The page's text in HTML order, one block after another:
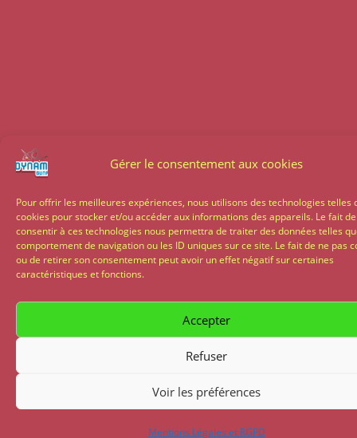
Gérer le consentement aux cookies
Pour offrir les meilleures expériences, nous utilisons des technologies telles
cookies pour stocker et/ou accéder aux informations des appareils. Le fait de
consentir à ces technologies nous permettra de traiter des données telles
comportement de navigation ou les ID uniques sur ce site. Le fait de ne pas
ou de retirer son consentement peut avoir un effet négatif sur certaines
caractéristiques et fonctions.
Accepter
Refuser
Voir les préférences
Mentions Légales et RGPD